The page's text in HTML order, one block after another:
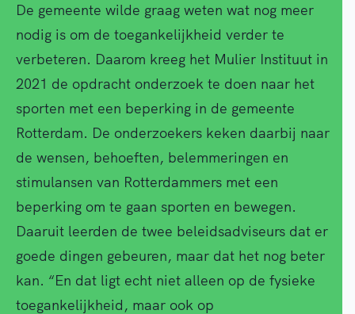
De gemeente wilde graag weten wat nog meer
nodig is om de toegankelijkheid verder te
verbeteren. Daarom kreeg het Mulier Instituut in
2021 de opdracht onderzoek te doen naar het
sporten met een beperking in de gemeente
Rotterdam. De onderzoekers keken daarbij naar
de wensen, behoeften, belemmeringen en
stimulansen van Rotterdammers met een
beperking om te gaan sporten en bewegen.
Daaruit leerden de twee beleidsadviseurs dat er
goede dingen gebeuren, maar dat het nog beter
kan. “En dat ligt echt niet alleen op de fysieke
toegankelijkheid, maar ook op